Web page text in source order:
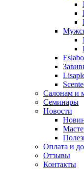
Салонам и
Семинары
Новости
Оплата и
Отзывы
Контакты